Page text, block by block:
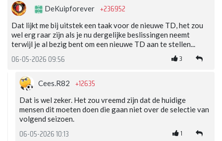
DeKuipforever +236952
Dat lijkt me bij uitstek een taak voor de nieuwe TD, het zou
wel erg raar zijn als je nu dergelijke beslissingen neemt
terwijl je al bezig bent om een nieuwe TD aan te stellen...
06-05-2026 09:56 3
Cees.R82 +12635
Dat is wel zeker. Het zou vreemd zijn dat de huidige
mensen dit moeten doen die gaan niet over de selectie van
volgend seizoen.
06-05-2026 10:13 1